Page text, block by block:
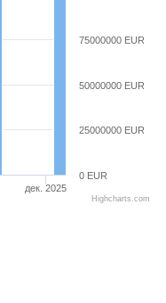
дек. 2025
0 EUR
25000000 EUR
50000000 EUR
75000000 EUR
Highcharts.com